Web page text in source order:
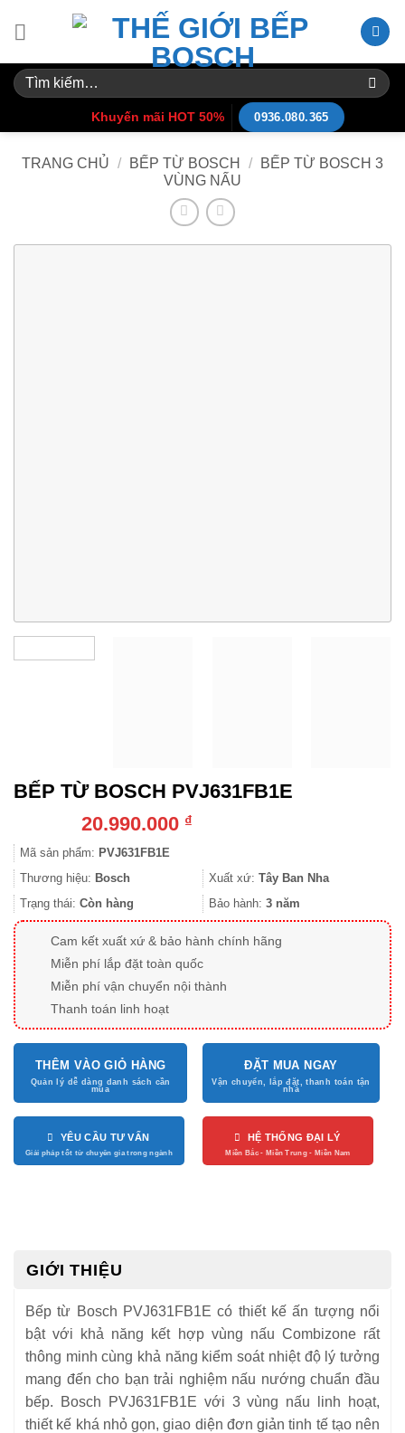
Tìm
kiếm:
Khuyến mãi HOT 50% 0936.080.365
TRANG CHỦ / BẾP TỪ BOSCH /
BẾP TỪ BOSCH 3
VÙNG NẤU
BẾP TỪ BOSCH PVJ631FB1E
20.990.000 ₫
Mã sản phẩm: PVJ631FB1E
Thương hiệu: Bosch Xuất xứ: Tây Ban Nha
Trạng thái: Còn hàng Bảo hành: 3 năm
Cam kết xuất xứ & bảo hành chính hãng
Miễn phí lắp đặt toàn quốc
Miễn phí vận chuyển nội thành
Thanh toán linh hoạt
THÊM VÀO GIỎ HÀNG ĐẶT MUA NGAY
YÊU CẦU TƯ VẤN HỆ THỐNG ĐẠI LÝ
GIỚI THIỆU
Bếp từ Bosch PVJ631FB1E có thiết kế ấn tượng nổi
bật với khả năng kết hợp vùng nấu Combizone rất
thông minh cùng khả năng kiểm soát nhiệt độ lý tưởng
mang đến cho bạn trải nghiệm nấu nướng chuẩn đầu
bếp. Bosch PVJ631FB1E với 3 vùng nấu linh hoạt,
thiết kế khá nhỏ gọn, giao diện đơn giản tinh tế tạo nên